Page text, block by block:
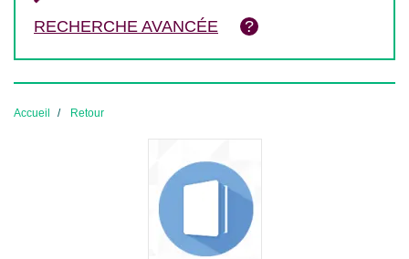
RECHERCHE AVANCÉE
Accueil Retour